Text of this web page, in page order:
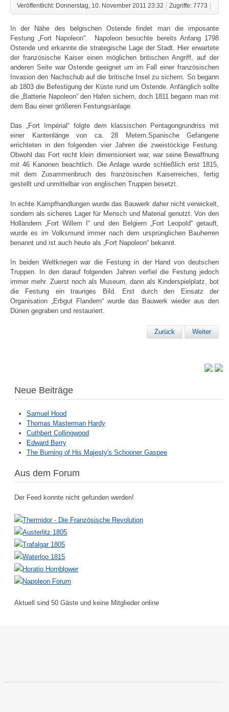
Veröffentlicht: Donnerstag, 10. November 2011 23:32
Zugriffe: 7773
In der Nähe des belgischen Ostende findet man die imposante
Festung „Fort Napoleon“. Napoleon besuchte bereits Anfang 1798
Ostende und erkannte die strategische Lage der Stadt. Hier erwartete
der französische Kaiser einen möglichen britischen Angriff, auf der
anderen Seite war Ostende geeignet um im Fall einer französischen
Invasion den Nachschub auf die britische Insel zu sichern. So begann
ab 1803 die Befestigung der Küste rund um Ostende. Anfänglich sollte
die „Batterie Napoleon“ den Hafen sichern, doch 1811 begann man mit
dem Bau einer größeren Festungsanlage.
Das „Fort Impérial“ folgte dem klassischen Pentagongrundriss mit
einer Kantenlänge von ca. 28 Metern.Spanische Gefangene
errichteten in den folgenden vier Jahren die zweistöckige Festung.
Obwohl das Fort recht klein dimensioniert war, war seine Bewaffnung
mit 46 Kanonen beachtlich. Die Anlage wurde schließlich erst 1815,
mit dem Zusammenbruch des französischen Kaiserreiches, fertig
gestellt und unmittelbar von englischen Truppen besetzt.
In echte Kampfhandlungen wurde das Bauwerk daher nicht verwickelt,
sondern als sicheres Lager für Mensch und Material genutzt. Von den
Holländern „Fort Willem I“ und den Belgiern „Fort Leopold“ getauft,
wurde es im Volksmund immer nach dem ursprünglichen Bauherren
benannt und ist auch heute als „Fort Napoleon“ bekannt.
In beiden Weltkriegen war die Festung in der Hand von deutschen
Truppen. In den darauf folgenden Jahren verfiel die Festung jedoch
immer mehr. Zuerst noch als Museum, dann als Kinderspielplatz, bot
die Festung ein trauriges Bild. Erst durch den Einsatz der
Organisation „Erbgut Flandern“ wurde das Bauwerk wieder aus den
Dünen gegraben und restauriert.
Zurück Weiter
Neue Beiträge
Samuel Hood
Thomas Masterman Hardy
Cuthbert Collingwood
Edward Berry
The Burning of His Majesty's Schooner Gaspee
Aus dem Forum
Der Feed konnte nicht gefunden werden!
Aktuell sind 50 Gäste und keine Mitglieder online